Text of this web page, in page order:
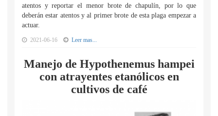
atentos y reportar el menor brote de chapulín, por lo que
deberán estar atentos y al primer brote de esta plaga empezar a
actuar.
2021-06-16 Leer mas...
Manejo de Hypothenemus hampei
con atrayentes etanólicos en
cultivos de café